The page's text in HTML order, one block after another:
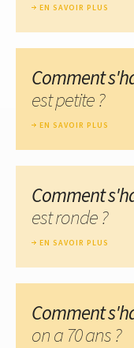
EN SAVOIR PLUS
Comment
est petite ?
EN SAVOIR PLUS
Comment
est ronde ?
EN SAVOIR PLUS
Comment
on a 70 ans ?